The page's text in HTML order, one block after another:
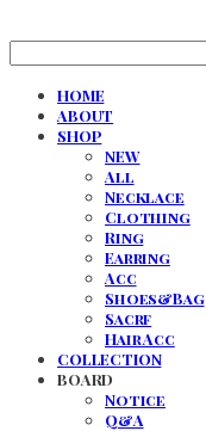
HOME
ABOUT
SHOP
NEW
All
Necklace
Clothing
Ring
Earring
Acc
Shoes&Bag
Sacrf
Hair Acc
COLLECTION
BOARD
Notice
Q&A